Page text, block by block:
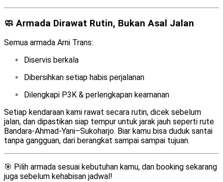
🧼 Armada Dirawat Rutin, Bukan Asal Jalan
Semua armada Arni Trans:
Diservis berkala
Dibersihkan setiap habis perjalanan
Dilengkapi P3K & perlengkapan keamanan
Setiap kendaraan kami rawat secara rutin, dicek sebelum
jalan, dan dipastikan siap tempur untuk jarak jauh seperti rute
Bandara-Ahmad-Yani–Sukoharjo. Biar kamu bisa duduk santai
tanpa gangguan, dari berangkat sampai sampai tujuan.
🎯 Pilih armada sesuai kebutuhan kamu, dan booking sekarang
juga sebelum kehabisan jadwal!